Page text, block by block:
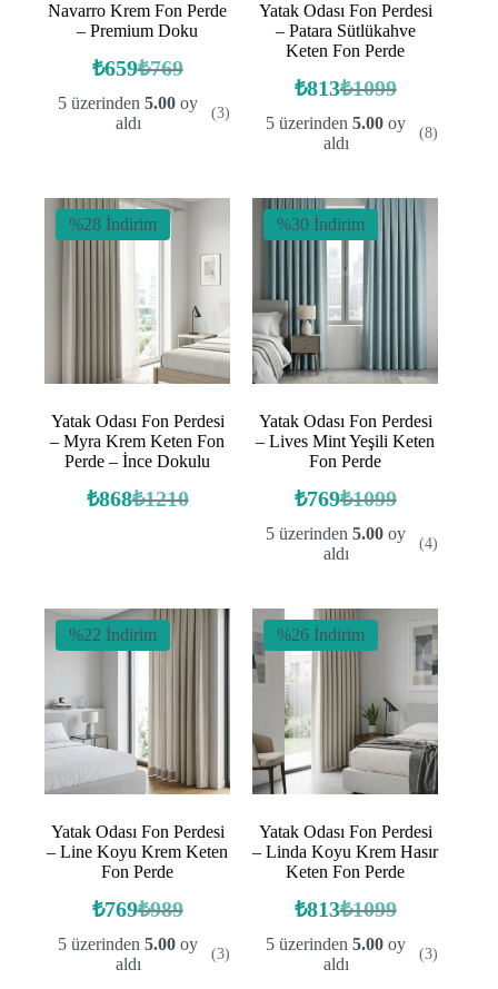
Navarro Krem Fon Perde
– Premium Doku
₺769
Orijinal
fiyat:
₺769.
₺659Şu
andaki
fiyat:
5 üzerinden5.00 oy
aldı
(3)
Yatak Odası Fon Perdesi
– Patara Sütlükahve
Keten Fon Perde
₺1099
Orijinal
fiyat:
₺1099.
₺813 Şu
andaki
fiyat:
5 üzerinden5.00 oy
aldı
(8)
%28 İndirim
Yatak Odası Fon Perdesi
– Myra Krem Keten Fon
Perde – İnce Dokulu
₺1210
Orijinal
₺868 Şu
%30 İndirim
Yatak Odası Fon Perdesi
– Lives Mint Yeşili Keten
Fon Perde
₺1099
Orijinal
fiyat:
₺1099.
₺769 Şu
andaki
fiyat:
5 üzerinden5.00 oy
aldı
(4)
%22 İndirim
Yatak Odası Fon Perdesi
– Line Koyu Krem Keten
Fon Perde
₺989
Orijinal
fiyat:
₺989.
₺769Şu
andaki
fiyat:
5 üzerinden5.00 oy
aldı
(3)
%26 İndirim
Yatak Odası Fon Perdesi
– Linda Koyu Krem Hasır
Keten Fon Perde
₺1099
Orijinal
fiyat:
₺1099.
₺813 Şu
andaki
fiyat:
5 üzerinden5.00 oy
aldı
(3)